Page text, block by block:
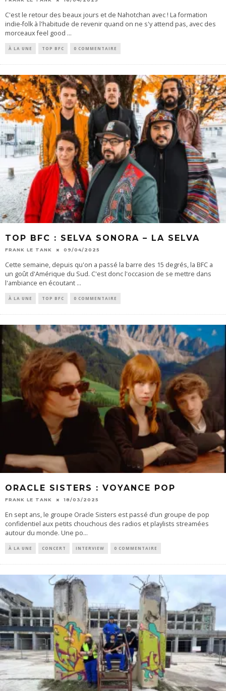
C'est le retour des beaux jours et de Nahotchan avec ! La formation
indie-folk à l'habitude de revenir quand on ne s'y attend pas, avec des
morceaux feel good ...
À LA UNE TOP BFC 0 COMMENTAIRE
TOP BFC : SELVA SONORA – LA SELVA
FRANK LE TANK 09/04/2025
Cette semaine, depuis qu'on a passé la barre des 15 degrés, la BFC a
un goût d'Amérique du Sud. C'est donc l'occasion de se mettre dans
l'ambiance en écoutant ...
À LA UNE TOP BFC 0 COMMENTAIRE
ORACLE SISTERS : VOYANCE POP
FRANK LE TANK 18/03/2025
En sept ans, le groupe Oracle Sisters est passé d’un groupe de pop
confidentiel aux petits chouchous des radios et playlists streamées
autour du monde. Une po...
À LA UNE CONCERT INTERVIEW 0 COMMENTAIRE